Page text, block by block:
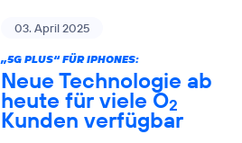
03. April 2025
„5G PLUS“ FÜR IPHONES:
Neue Technologie ab
heute für viele O2
Kunden verfügbar